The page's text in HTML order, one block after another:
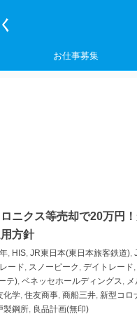
お仕事募集
ニクス等売却で20万円
方針
, HIS, JR東日本(東日本旅客鉄道),
ード, スノーピーク , デイトレード,
テ), ベネッセホールディングス, メ
化学, 住友商事, 商船三井, 新型コロ
製鋼所, 良品計画(無印)